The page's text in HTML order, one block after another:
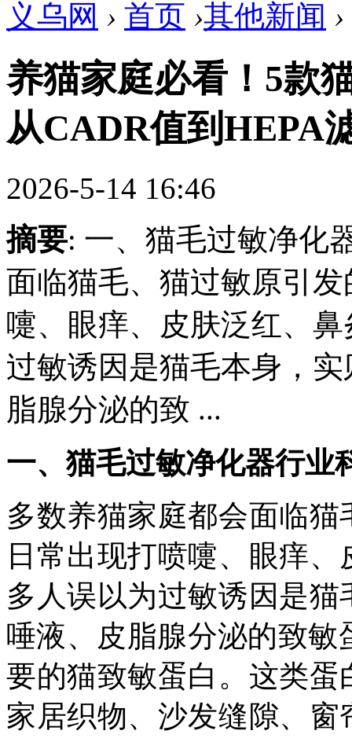
义乌网 › 首页 ›其他新闻 ›
养猫家庭必看！5款
从CADR值到HEPA
2026-5-14 16:46
摘要: 一、猫毛过敏净化
面临猫毛、猫过敏原引
嚏、眼痒、皮肤泛红、
过敏诱因是猫毛本身，
脂腺分泌的致 ...
一、猫毛过敏净化器行业
多数养猫家庭都会面临
日常出现打喷嚏、眼痒
多人误以为过敏诱因是
唾液、皮脂腺分泌的致敏
要的猫致敏蛋白。这类
家居织物、沙发缝隙、